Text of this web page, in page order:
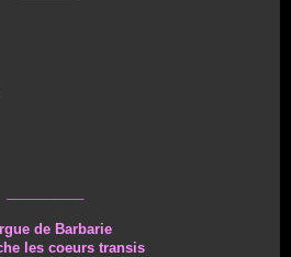
de Barbarie
les coeurs transis